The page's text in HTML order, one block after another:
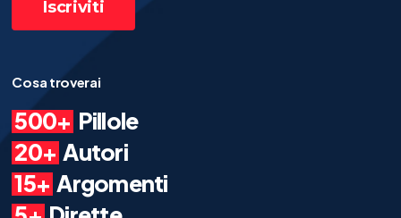
Cosa troverai
500+ Pillole
20+ Autori
15+ Argomenti